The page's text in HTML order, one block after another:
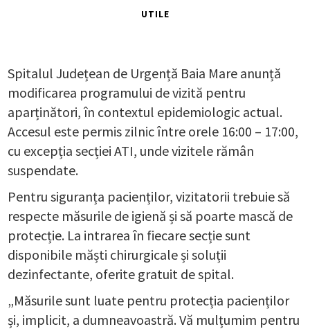
UTILE
Spitalul Județean de Urgență Baia Mare anunță
modificarea programului de vizită pentru
aparținători, în contextul epidemiologic actual.
Accesul este permis zilnic între orele 16:00 – 17:00,
cu excepția secției ATI, unde vizitele rămân
suspendate.
Pentru siguranța pacienților, vizitatorii trebuie să
respecte măsurile de igienă și să poarte mască de
protecție. La intrarea în fiecare secție sunt
disponibile măști chirurgicale și soluții
dezinfectante, oferite gratuit de spital.
„Măsurile sunt luate pentru protecția pacienților
și, implicit, a dumneavoastră. Vă mulțumim pentru